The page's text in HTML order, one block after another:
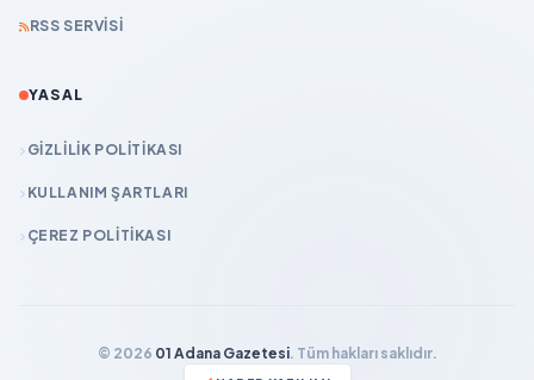
RSS SERVISI
YASAL
GIZLILIK POLITIKASI
KULLANIM ŞARTLARI
ÇEREZ POLITIKASI
© 2026 01 Adana Gazetesi. Tüm hakları saklıdır.